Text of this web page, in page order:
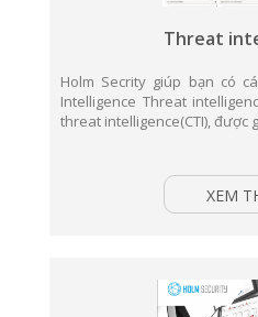
Threat
Holm Secrity giúp bạn có
Intelligence Threat
threat intelligence(CTI), được
XEM